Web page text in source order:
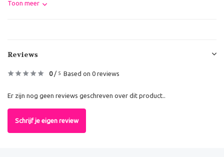
Toon meer
Reviews
0/ 5 Based on 0 reviews
Er zijn nog geen reviews geschreven over dit product..
Schrijf je eigen review